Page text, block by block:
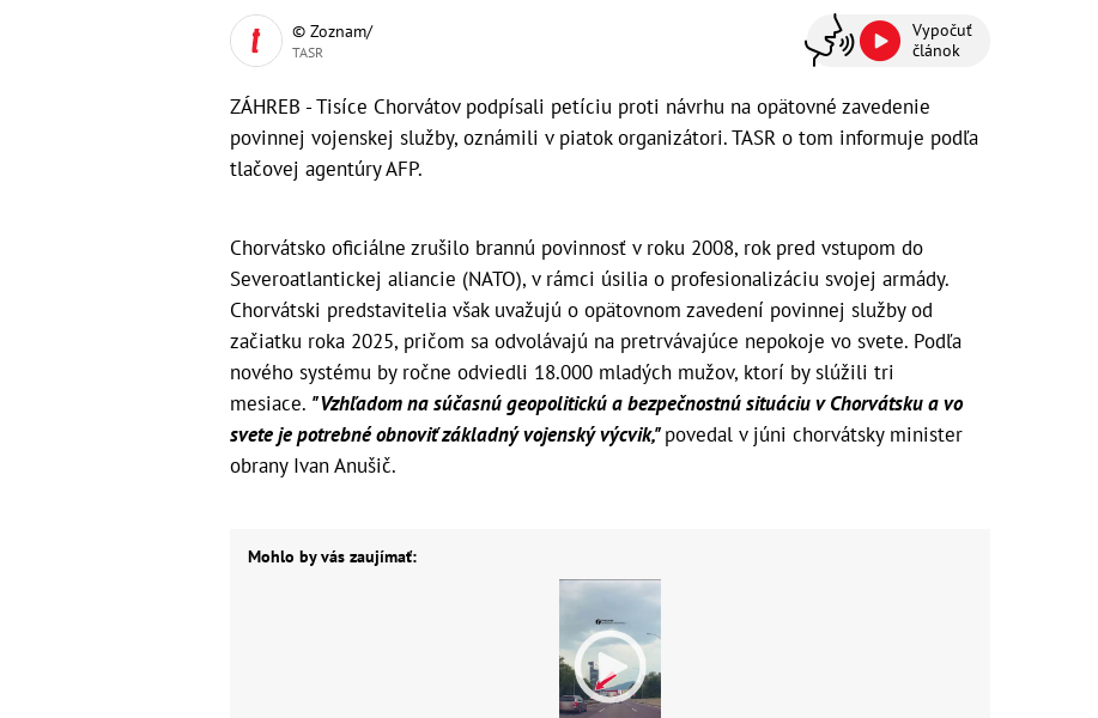
© Zoznam/
TASR
Vypočuť
článok
ZÁHREB - Tisíce Chorvátov podpísali petíciu proti návrhu na opätovné zavedenie
povinnej vojenskej služby, oznámili v piatok organizátori. TASR o tom informuje podľa
tlačovej agentúry AFP.
Chorvátsko oficiálne zrušilo brannú povinnosť v roku 2008, rok pred vstupom do
Severoatlantickej aliancie (NATO), v rámci úsilia o profesionalizáciu svojej armády.
Chorvátski predstavitelia však uvažujú o opätovnom zavedení povinnej služby od
začiatku roka 2025, pričom sa odvolávajú na pretrvávajúce nepokoje vo svete. Podľa
nového systému by ročne odviedli 18.000 mladých mužov, ktorí by slúžili tri
mesiace. "Vzhľadom na súčasnú geopolitickú a bezpečnostnú situáciu v Chorvátsku a vo
svete je potrebné obnoviť základný vojenský výcvik,"povedal v júni chorvátsky minister
obrany Ivan Anušič.
Mohlo by vás zaujímať: